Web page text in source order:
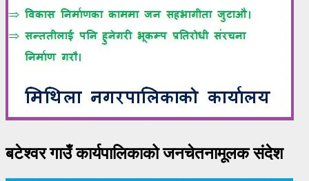
बटेश्वर गाउँ कार्यपालिकाको जनचेतनामूलक संदेश